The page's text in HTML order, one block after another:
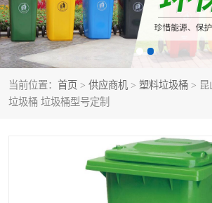
当前位置： 首页 > 供应商机 > 塑料垃圾桶 > 昆
垃圾桶 垃圾桶型号定制
分类果皮箱 公园椅
垃圾分类房 塑料
防疫岗亭 吸烟岗